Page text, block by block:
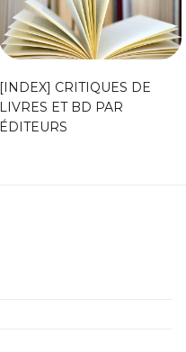
[INDEX] CRITIQUES DE
LIVRES ET BD PAR
ÉDITEURS